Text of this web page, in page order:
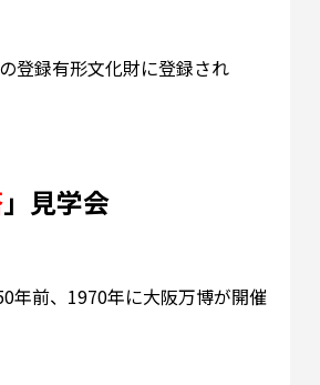
登録有形文化財に登録され
」見学会
年前、1970年に大阪万博が開催